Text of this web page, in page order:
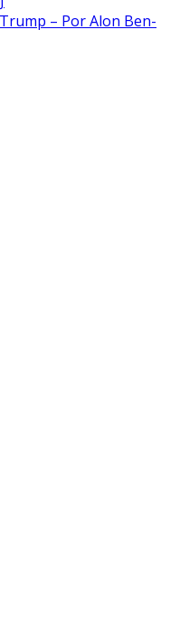
– Por Alon Ben-